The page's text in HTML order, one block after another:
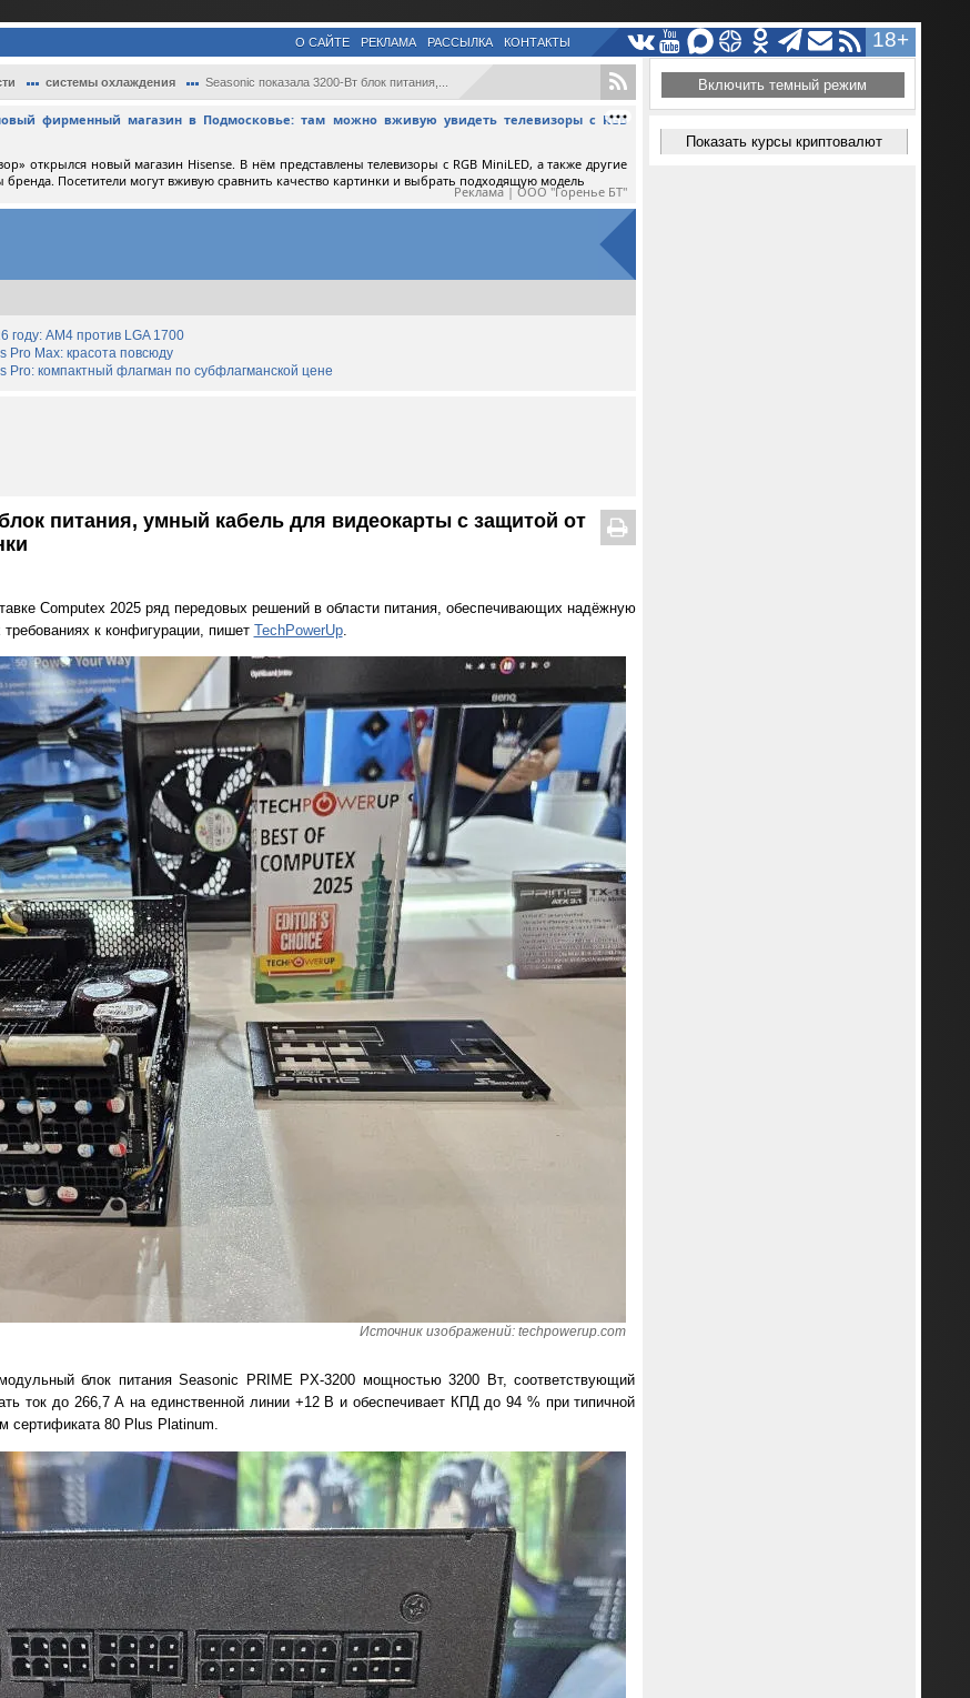
18+
О САЙТЕ РЕКЛАМА РАССЫЛКА КОНТАКТЫ
системы охлаждения Seasonic показала 3200-Вт блок питания,...
фирменный магазин в Подмосковье: там можно вживую увидеть телевизоры с RGB
открылся новый магазин Hisense. В нём представлены телевизоры с RGB MiniLED, а также другие
Посетители могут вживую сравнить качество картинки и выбрать подходящую модель
Реклама | ООО "Горенье БТ"
году: AM4 против LGA 1700
Max: красота повсюду
компактный флагман по субфлагманской цене
питания, умный кабель для видеокарты с защитой от
Computex 2025 ряд передовых решений в области питания, обеспечивающих надёжную
к конфигурации, пишет TechPowerUp.
Источник изображений: techpowerup.com
блок питания Seasonic PRIME PX-3200 мощностью 3200 Вт, соответствующий
ток до 266,7 А на единственной линии +12 В и обеспечивает КПД до 94 % при типичной
сертификата 80 Plus Platinum.
Включить темный режим
Показать курсы криптовалют